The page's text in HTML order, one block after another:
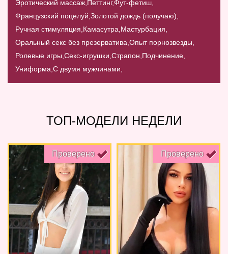
Эротический массаж, Петтинг,Фут-фетиш,
Французский поцелуй, Золотой дождь (получаю),
Ручная стимуляция, Камасутра, Мастурбация,
Оральный секс без презерватива, Опыт порнозвезды,
Ролевые игры, Секс-игрушки, Страпон, Подчинение,
Униформа, С двумя мужчинами,
ТОП-МОДЕЛИ НЕДЕЛИ
Проверено Проверено